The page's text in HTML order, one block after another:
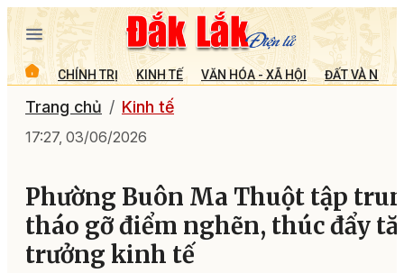
CHÍNH TRỊ KINH TẾ VĂN HÓA - XÃ HỘI ĐẤT VÀ
Trang chủ Kinh tế
17:27, 03/06/2026
Phường Buôn Ma Thuột tập
tháo gỡ điểm nghẽn, thúc đẩy
trưởng kinh tế